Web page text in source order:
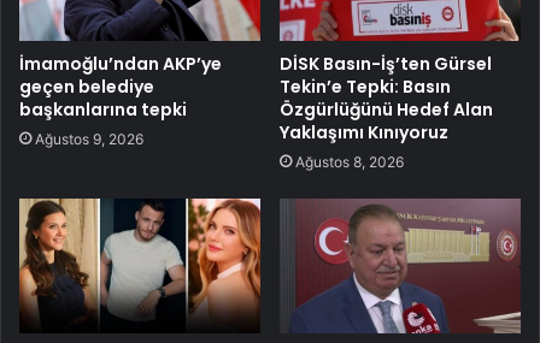
İmamoğlu’ndan AKP’ye
geçen belediye
başkanlarına tepki
Ağustos 9, 2026
DİSK Basın-İş’ten Gürsel
Tekin’e Tepki: Basın
Özgürlüğünü Hedef Alan
Yaklaşımı Kınıyoruz
Ağustos 8, 2026